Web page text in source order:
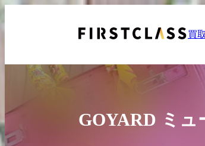
買
GOYARD ミ